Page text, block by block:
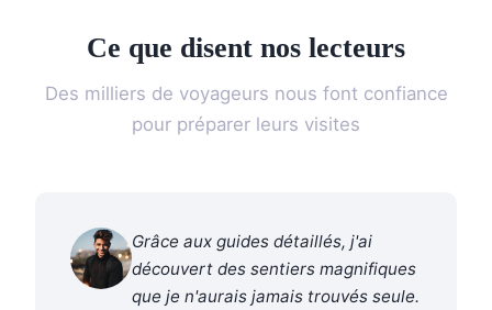
Ce que disent nos lecteurs
Des milliers de voyageurs nous font confiance
pour préparer leurs visites
Grâce aux guides détaillés, j'ai
découvert des sentiers magnifiques
que je n'aurais jamais trouvés seule.